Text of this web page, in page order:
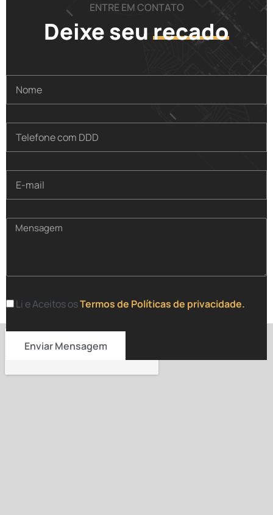
ENTRE EM CONTATO
Deixe seurecado
Li e Aceitos osTermos de Políticas de privacidade.
Enviar Mensagem